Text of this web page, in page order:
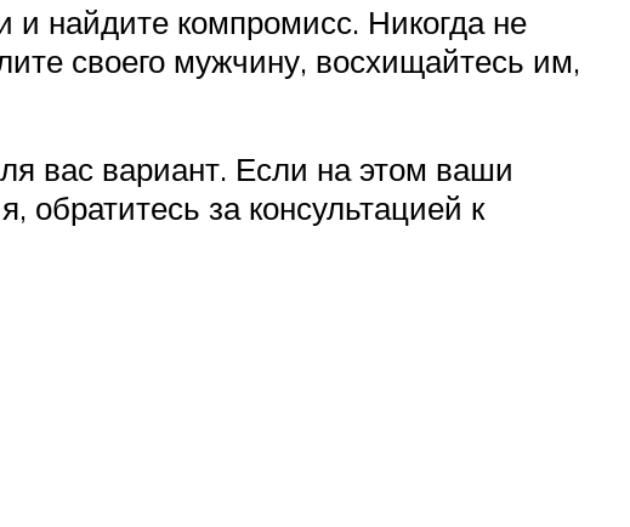
и найдите компромисс. Никогда не
своего мужчину, восхищайтесь им,
вас вариант. Если на этом ваши
обратитесь за консультацией к